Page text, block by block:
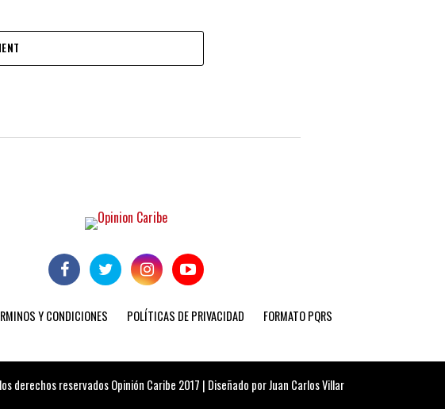
Y CONDICIONES POLÍTICAS DE PRIVACIDAD FORMATO PQRS
derechos reservados Opinión Caribe 2017 | Diseñado por Juan Carlos Villar